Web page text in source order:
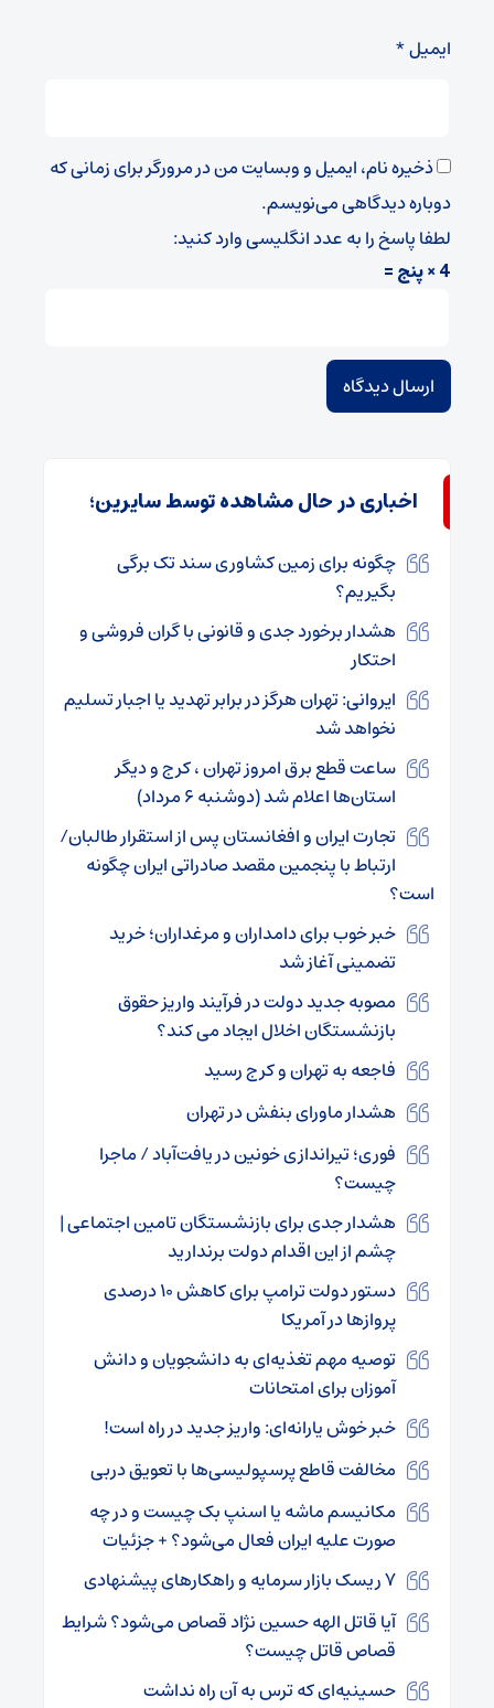
ایمیل*
ذخیره نام، ایمیل و وبسایت من در مرورگر برای زمانی که
دوباره دیدگاهی می‌نویسم.
لطفا پاسخ را به عدد انگلیسی وارد کنید:
4 × پنج =
اخباری در حال مشاهده توسط سایرین؛
چگونه برای زمین کشاوری سند تک برگی
بگیریم؟
هشدار برخورد جدی و قانونی با گران فروشی و
احتکار
ایروانی: تهران هرگز در برابر تهدید یا اجبار تسلیم
نخواهد شد
ساعت قطع برق امروز تهران ، کرج و دیگر
استان‌ها اعلام شد (دوشنبه ۶ مرداد)
تجارت ایران و افغانستان پس از استقرار طالبان/
ارتباط با پنجمین مقصد صادراتی ایران چگونه
است؟
خبر خوب برای دامداران و مرغداران؛ خرید
تضمینی آغاز شد
مصوبه جدید دولت در فرآیند واریز حقوق
بازنشستگان اخلال ایجاد می کند؟
فاجعه به تهران و کرج رسید
هشدار ماورای بنفش در تهران
فوری؛ تیراندازی خونین در یافت‌آباد / ماجرا
چیست؟
هشدار جدی برای بازنشستگان تامین اجتماعی |
چشم از این اقدام دولت برندارید
دستور دولت ترامپ برای کاهش ۱۰ درصدی
پروازها در آمریکا
توصیه مهم تغذیه‌ای به دانشجویان و دانش
آموزان برای امتحانات
خبر خوش یارانه‌ای: واریز جدید در راه است!
مخالفت قاطع پرسپولیسی‌ها با تعویق دربی
مکانیسم ماشه یا اسنپ بک چیست و در چه
صورت علیه ایران فعال می‌شود؟ + جزئیات
۷ ریسک بازار سرمایه و راهکارهای پیشنهادی
آیا قاتل الهه حسین نژاد قصاص می‌شود؟ شرایط
قصاص قاتل چیست؟
حسینیه‌ای که ترس به آن راه نداشت